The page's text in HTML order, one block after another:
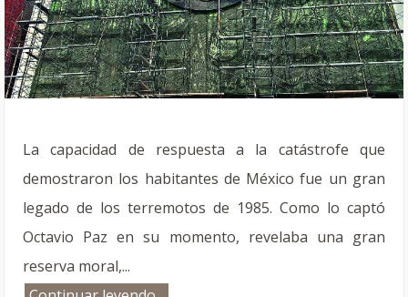
La capacidad de respuesta a la catástrofe que
demostraron los habitantes de México fue un gran
legado de los terremotos de 1985. Como lo captó
Octavio Paz en su momento, revelaba una gran
reserva moral,...